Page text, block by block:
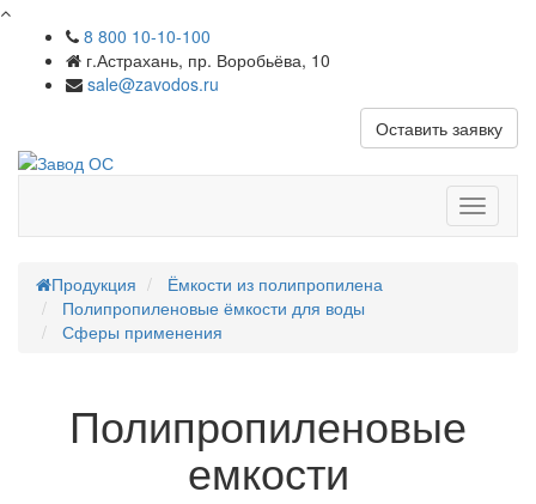
8 800 10-10-100
г.Астрахань, пр. Воробьёва, 10
sale@zavodos.ru
Оставить заявку
меню
Продукция
Ёмкости из полипропилена
Полипропиленовые ёмкости для воды
Сферы применения
Полипропиленовые
емкости